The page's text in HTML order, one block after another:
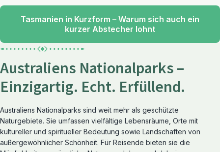
Tasmanien in Kurzform – Warum sich auch ein
kurzer Abstecher lohnt
Australiens Nationalparks –
Einzigartig. Echt. Erfüllend.
Australiens Nationalparks sind weit mehr als geschützte
Naturgebiete. Sie umfassen vielfältige Lebensräume, Orte mit
kultureller und spiritueller Bedeutung sowie Landschaften von
außergewöhnlicher Schönheit. Für Reisende bieten sie die